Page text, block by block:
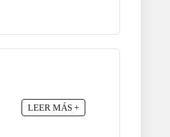
LEER MÁS +